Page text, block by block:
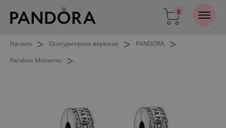
0
Начало > Осигурителни верижки > PANDORA >
Pandora Moments >